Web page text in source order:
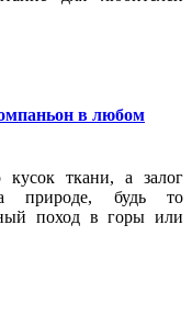
в любом
ткани, а залог
природе, будь то
поход в горы или